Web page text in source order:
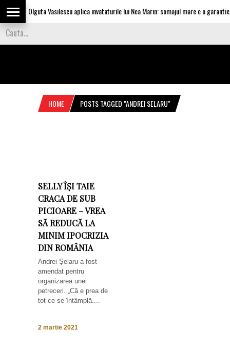
Olguta Vasilescu aplica invataturile lui Nea Marin: somajul mare e o garantie
HOME POSTS TAGGED "ANDREI SELARU"
SELLY ÎȘI TAIE
CRACA DE SUB
PICIOARE – VREA
SĂ REDUCĂ LA
MINIM IPOCRIZIA
DIN ROMÂNIA
Andrei Șelaru a fost
amendat pentru
organizarea unei
petreceri. „Că e prea de
tot ce se întâmplă....
2 martie 2021